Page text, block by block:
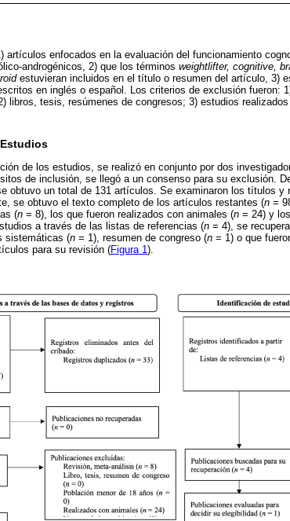
artículos enfocados en la evaluación del funcionamiento
androgénicos, 2) que los términos weightlifter, cognitive,
estuvieran incluidos en el título o resumen del artículo, 3)
en inglés o español. Los criterios de exclusión fueron:
libros, tesis, resúmenes de congresos; 3) estudios
de los estudios, se realizó en conjunto por dos
de inclusión, se llegó a un consenso para su exclusión.
obtuvo un total de 131 artículos. Se examinaron los títulos y
se obtuvo el texto completo de los artículos restantes (n =
(n = 8), los que fueron realizados con animales (n = 24) y
a través de las listas de referencias (n = 4), se
sistemáticas (n = 1), resumen de congreso (n = 1) o que
para su revisión (Figura 1).